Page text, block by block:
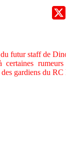
futur staff de
rumeurs
gardiens du RC